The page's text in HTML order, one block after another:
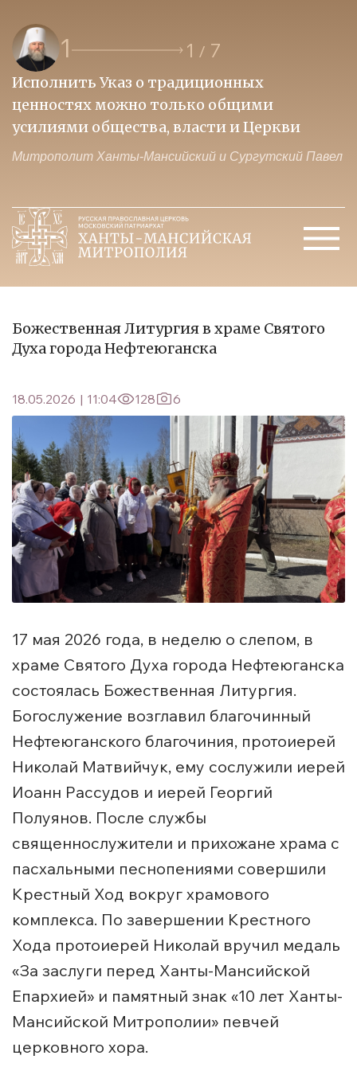
1 1 / 7
Исполнить Указ о традиционных
ценностях можно только общими
усилиями общества, власти и Церкви
Митрополит Ханты-Мансийский и Сургутский Павел
Божественная Литургия в храме Святого
Духа города Нефтеюганска
18.05.2026 | 11:04 128 6
17 мая 2026 года, в неделю о слепом, в
храме Святого Духа города Нефтеюганска
состоялась Божественная Литургия.
Богослужение возглавил благочинный
Нефтеюганского благочиния, протоиерей
Николай Матвийчук, ему сослужили иерей
Иоанн Рассудов и иерей Георгий
Полуянов. После службы
священнослужители и прихожане храма с
пасхальными песнопениями совершили
Крестный Ход вокруг храмового
комплекса. По завершении Крестного
Хода протоиерей Николай вручил медаль
«За заслуги перед Ханты-Мансийской
Епархией» и памятный знак «10 лет Ханты-
Мансийской Митрополии» певчей
церковного хора.